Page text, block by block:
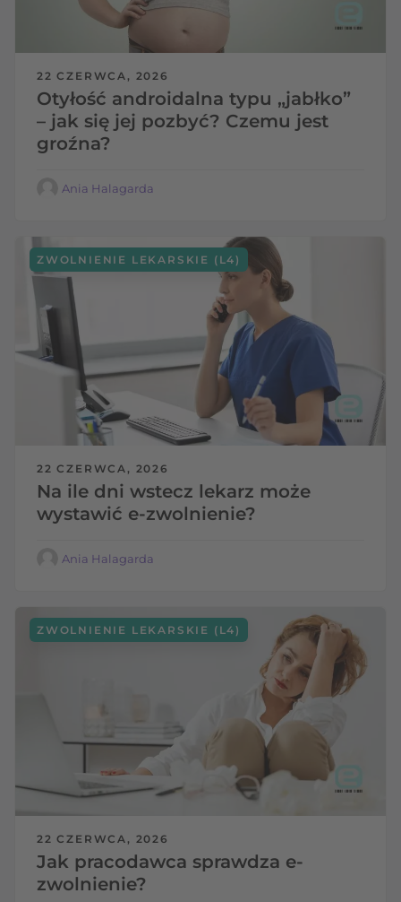
22 CZERWCA, 2026
Otyłość androidalna typu „jabłko”
– jak się jej pozbyć? Czemu jest
groźna?
Ania Halagarda
22 CZERWCA, 2026
Na ile dni wstecz lekarz może
wystawić e-zwolnienie?
ZWOLNIENIE LEKARSKIE (L4)
Ania Halagarda
22 CZERWCA, 2026
Jak pracodawca sprawdza e-
zwolnienie?
ZWOLNIENIE LEKARSKIE (L4)